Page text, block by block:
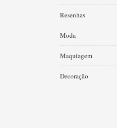
Resenhas
Moda
Maquiagem
Decoração